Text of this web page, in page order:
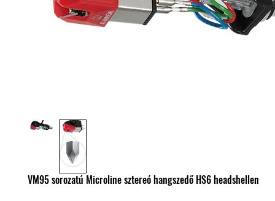
VM95 sorozatú Microline sztereó hangszedő HS6 headshellen